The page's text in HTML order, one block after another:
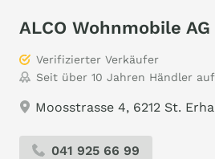
ALCO Wohnmobile AG
Verifizierter Verkäufer
Seit über 10 Jahren Händler
Moosstrasse 4, 6212 St.
041 925 66 99